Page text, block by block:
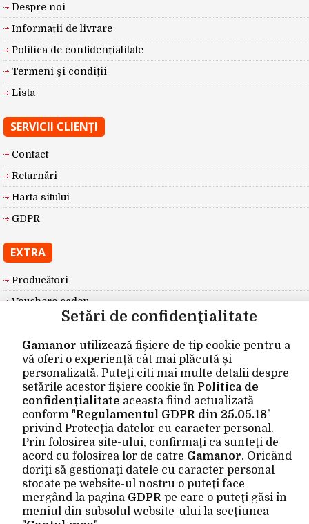
Setări de confidenţialitate
Gamanor utilizează fișiere de tip cookie pentru a
vă oferi o experiență cât mai plăcută și
personalizată. Puteţi citi mai multe detalii despre
setările acestor fișiere cookie în Politica de
confidențialitate aceasta fiind actualizată
conform "Regulamentul GDPR din 25.05.18"
privind Protecţia datelor cu caracter personal.
Prin folosirea site-ului, confirmaţi ca sunteţi de
acord cu folosirea lor de catre Gamanor. Oricând
doriţi să gestionaţi datele cu caracter personal
stocate pe website-ul nostru o puteţi face
mergând la pagina GDPR pe care o puteţi găsi în
meniul din subsolul website-ului la secţiunea
Despre noi
Informații de livrare
Politica de confidențialitate
Termeni şi condiţii
Lista
SERVICII CLIENŢI
Contact
Returnări
Harta sitului
GDPR
EXTRA
Producători
Vouchere cadou
Oferte speciale
CONTUL MEU
Contul meu
Istoric comenzi
Wishlist
Newsletter
Gamanor © 2026